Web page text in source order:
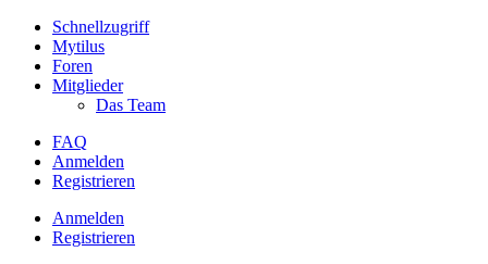
Schnellzugriff
Mytilus
Foren
Mitglieder
Das Team
FAQ
Anmelden
Registrieren
Anmelden
Registrieren